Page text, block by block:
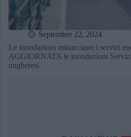
September 22, 2024
Le inondazioni minacciano i servizi
AGGIORNATA le inondazioni
ungheresi